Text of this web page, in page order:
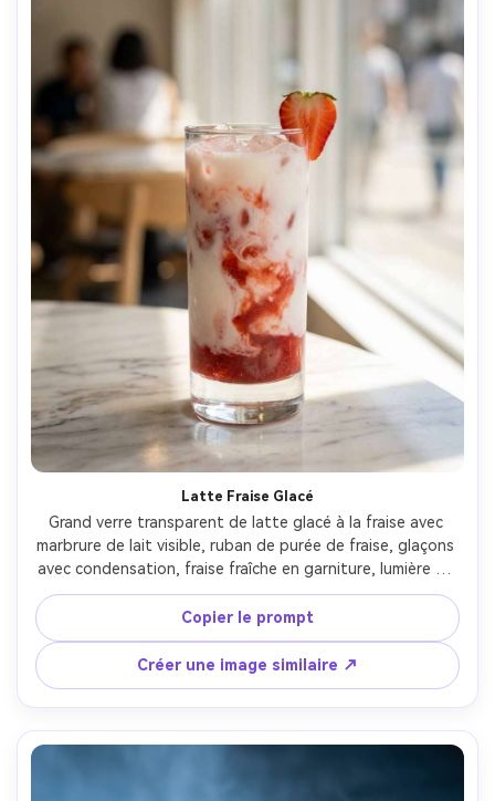
Latte Fraise Glacé
Grand verre transparent de latte glacé à la fraise avec
marbrure de lait visible, ruban de purée de fraise, glaçons
avec condensation, fraise fraîche en garniture, lumière de
fenêtre lumineuse de café, table en marbre propre, prise
avec Nikon Z6 II et objectif 85mm, f/2, bokeh crémeux,
photo boisson publicitaire --ar 4:5
Copier le prompt
Créer une image similaire ↗